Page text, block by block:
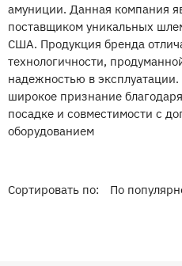
амуниции. Данная компания
поставщиком уникальных
США. Продукция бренда
технологичности,
надежностью в
широкое признание
посадке и совместимости с
оборудованием
Сортировать по: По